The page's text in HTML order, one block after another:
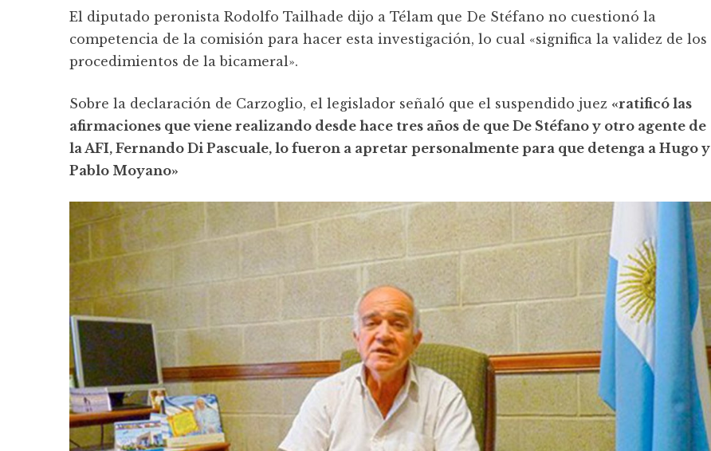
El diputado peronista Rodolfo Tailhade dijo a Télam que De Stéfano no cuestionó la
competencia de la comisión para hacer esta investigación, lo cual «significa la validez de los
procedimientos de la bicameral».
Sobre la declaración de Carzoglio, el legislador señaló que el suspendido juez «ratificó las
afirmaciones que viene realizando desde hace tres años de que De Stéfano y otro agente de
la AFI, Fernando Di Pascuale, lo fueron a apretar personalmente para que detenga a Hugo y
Pablo Moyano»